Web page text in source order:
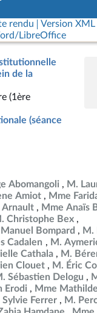
rendu Version XML
LibreOffice
de la
(1ère
(séance
Abomangoli
M.
Amiot
Mme
Arnault
Mme Anaïs
Christophe Bex
Bompard
M.
Cadalen
M.
Cathala
M.
Clouet
M. Éric
Sébastien Delogu
Erodi
Mme
Sylvie Ferrer
M.